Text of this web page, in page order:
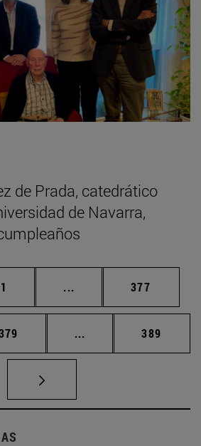
de Prada, catedrático
de Navarra,
Página
1 ... Páginas intermedias
Página
377
... Páginas intermedias
Página
389